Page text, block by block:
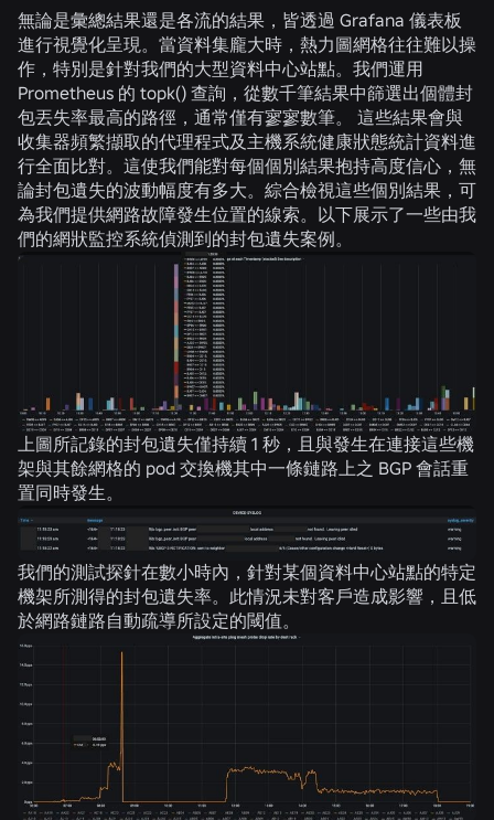
無論是彙總結果還是各流的結果，皆透過 Grafana 儀表板
進行視覺化呈現。當資料集龐大時，熱力圖網格往往難以操
作，特別是針對我們的大型資料中心站點。我們運用
Prometheus 的 topk() 查詢，從數千筆結果中篩選出個體封
包丟失率最高的路徑，通常僅有寥寥數筆。 這些結果會與
收集器頻繁擷取的代理程式及主機系統健康狀態統計資料進
行全面比對。這使我們能對每個個別結果抱持高度信心，無
論封包遺失的波動幅度有多大。綜合檢視這些個別結果，可
為我們提供網路故障發生位置的線索。以下展示了一些由我
們的網狀監控系統偵測到的封包遺失案例。
上圖所記錄的封包遺失僅持續 1 秒，且與發生在連接這些機
架與其餘網格的 pod 交換機其中一條鏈路上之 BGP 會話重
置同時發生。
我們的測試探針在數小時內，針對某個資料中心站點的特定
機架所測得的封包遺失率。此情況未對客戶造成影響，且低
於網路鏈路自動疏導所設定的閾值。